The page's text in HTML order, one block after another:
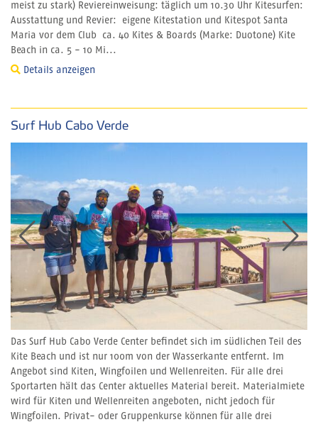
meist zu stark) Reviereinweisung: täglich um 10.30 Uhr Kitesurfen:
Ausstattung und Revier: eigene Kitestation und Kitespot Santa
Maria vor dem Club ca. 40 Kites & Boards (Marke: Duotone) Kite
Beach in ca. 5 - 10 Mi...
Details anzeigen
Surf Hub Cabo Verde
Das Surf Hub Cabo Verde Center befindet sich im südlichen Teil des
Kite Beach und ist nur 100m von der Wasserkante entfernt. Im
Angebot sind Kiten, Wingfoilen und Wellenreiten. Für alle drei
Sportarten hält das Center aktuelles Material bereit. Materialmiete
wird für Kiten und Wellenreiten angeboten, nicht jedoch für
Wingfoilen. Privat- oder Gruppenkurse können für alle drei